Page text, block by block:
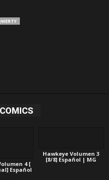
4 [
Español
Hawkeye Volumen 3
[8/8] Español | MG